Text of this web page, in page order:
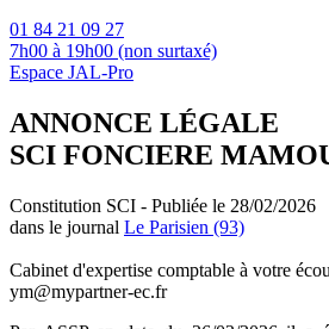
01 84 21 09 27
7h00 à 19h00 (non surtaxé)
Espace JAL-Pro
ANNONCE LÉGALE
SCI FONCIERE
Constitution SCI - Publiée le 28/02/2026
dans le journal Le Parisien (93)
Cabinet d'expertise comptable à votre
ym@mypartner-ec.fr